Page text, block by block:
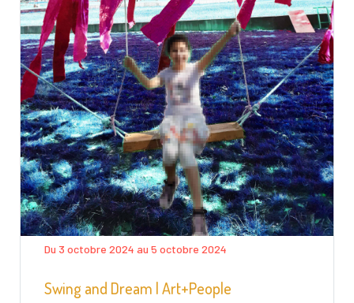
Du 3 octobre 2024 au 5 octobre 2024
Swing and Dream | Art+People